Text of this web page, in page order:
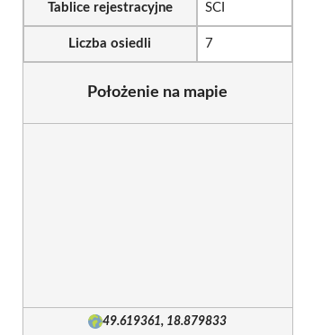
Tablice rejestracyjne SCI
Liczba osiedli 7
Położenie na mapie
49.619361, 18.879833